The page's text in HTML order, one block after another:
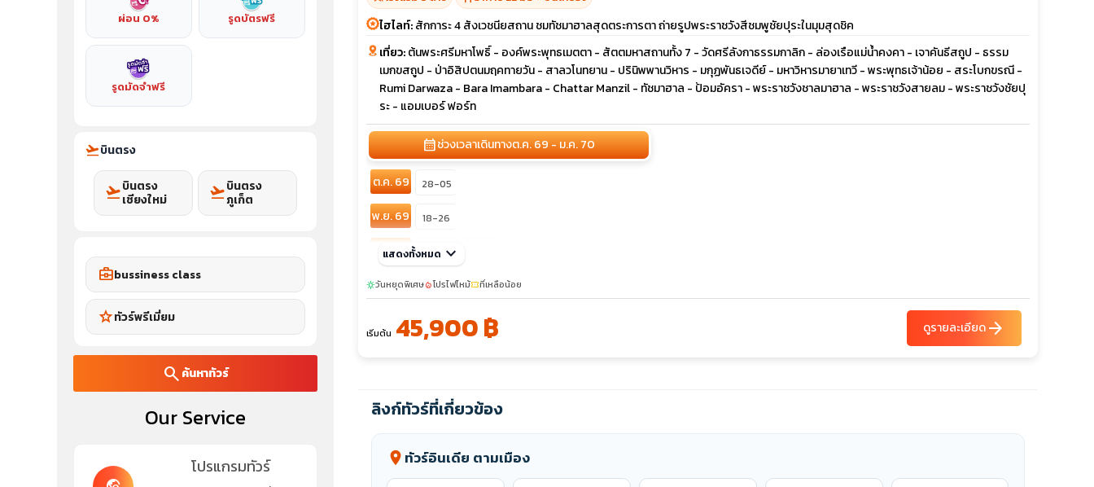
ผ่อน 0% รูดบัตรฟรี
รูดมัดจำฟรี
flight_takeoffบินตรง
flight_takeoffบินตรง
เชียงใหม่
flight_takeoffบินตรง
ภูเก็ต
business_centerbussiness class
starทัวร์พรีเมี่ยม
search ค้นหาทัวร์
Our Service
โปรแกรมทัวร์
ไฮไลท์:สักการะ 4 สังเวชนียสถาน ชมทัชมาฮาลสุดตระการตา ถ่ายรูปพระราชวังสีชมพูชัยปุระในมุมสุดชิค
เที่ยว:ต้นพระศรีมหาโพธิ์ - องค์พระพุทธเมตตา - สัตตมหาสถานทั้ง 7 - วัดศรีลังกาธรรมกาลิก - ล่องเรือแม่น้ำคงคา - เจาคันธีสถูป - ธรรม
เมกขสถูป - ป่าอิสิปตนมฤคทายวัน - สาลวโนทยาน - ปรินิพพานวิหาร - มกุฏพันธเจดีย์ - มหาวิหารมายาเทวี - พระพุทธเจ้าน้อย - สระโบกขรณี -
Rumi Darwaza - Bara Imambara - Chattar Manzil - ทัชมาฮาล - ป้อมอัครา - พระราชวังชาลมาฮาล - พระราชวังสายลม - พระราชวังชัยปุ
ระ - แอมเบอร์ ฟอร์ท
calendar_monthช่วงเวลาเดินทางต.ค. 69 - ม.ค. 70
ต.ค. 69 28-05
พ.ย. 69 18-26
ธ.ค. 69 09-17
แสดงทั้งหมด keyboard_arrow_down
sunnyวันหยุดพิเศษlocal_fire_departmentโปรไฟไหม้confirmation_numberที่เหลือน้อย
เริ่มต้น 45,900 ฿ ดูรายละเอียดarrow_forward
ลิงก์ทัวร์ที่เกี่ยวข้อง
location_on ทัวร์อินเดีย ตามเมือง